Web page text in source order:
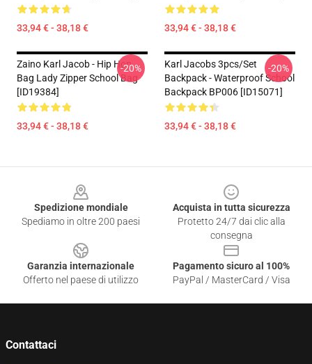
33,94 € - 38,18 € 33,94 € - 38,18 €
Zaino Karl Jacob - Hip Hop
Bag Lady Zipper School Bag
[ID19384]
33,94 € - 38,18 €
-20%
Karl Jacobs 3pcs/set
Backpack - Waterproof School
Backpack BP006 [ID15071]
33,94 € - 38,18 €
-20%
Spedizione mondiale
Spediamo in oltre 200 paesi
Acquista in tutta sicurezza
Protetto 24/7 dai clic alla
consegna
Garanzia internazionale
Offerto nel paese di utilizzo
Pagamento sicuro al 100%
PayPal / MasterCard / Visa
Contattaci